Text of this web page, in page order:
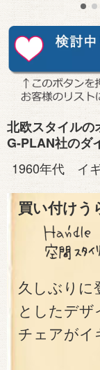
北欧スタイルの
G-PLAN社のダ
1960年代 イ
買い付けう
久しぶりに
としたデ
チェアがイ